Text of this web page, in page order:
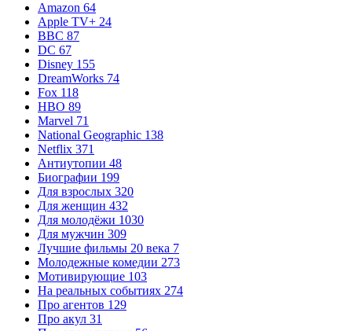
Amazon 64
Apple TV+ 24
BBC 87
DC 67
Disney 155
DreamWorks 74
Fox 118
HBO 89
Marvel 71
National Geographic 138
Netflix 371
Антиутопии 48
Биографии 199
Для взрослых 320
Для женщин 432
Для молодёжи 1030
Для мужчин 309
Лучшие фильмы 20 века 7
Молодежные комедии 273
Мотивирующие 103
На реальных событиях 274
Про агентов 129
Про акул 31